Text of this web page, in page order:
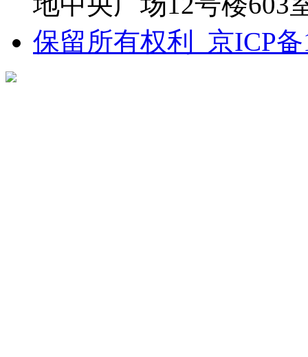
保留所有权利 京ICP备